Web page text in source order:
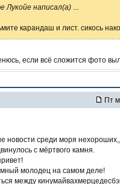
Лукойе написал(а)
карандаш и лист. сикось
если всё сложится фото
Пт
новости среди моря
с мёртвого камня.
молодец на самом деле!
между